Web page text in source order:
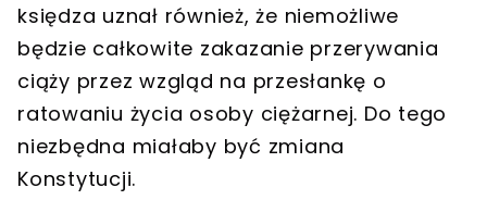
księdza uznał również, że niemożliwe
będzie całkowite zakazanie przerywania
ciąży przez wzgląd na przesłankę o
ratowaniu życia osoby ciężarnej. Do tego
niezbędna miałaby być zmiana
Konstytucji.